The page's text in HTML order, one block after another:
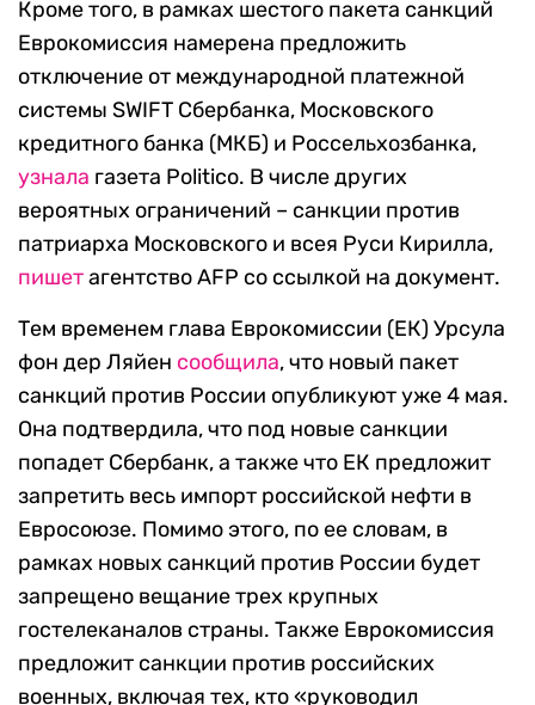
Кроме того, в рамках шестого пакета санкций
Еврокомиссия намерена предложить
отключение от международной платежной
системы SWIFT Сбербанка, Московского
кредитного банка (МКБ) и Россельхозбанка,
узнала газета Politico. В числе других
вероятных ограничений – санкции против
патриарха Московского и всея Руси Кирилла,
пишетагентство AFP со ссылкой на документ.
Тем временем глава Еврокомиссии (ЕК) Урсула
фон дер Ляйен сообщила, что новый пакет
санкций против России опубликуют уже 4 мая.
Она подтвердила, что под новые санкции
попадет Сбербанк, а также что ЕК предложит
запретить весь импорт российской нефти в
Евросоюзе. Помимо этого, по ее словам, в
рамках новых санкций против России будет
запрещено вещание трех крупных
гостелеканалов страны. Также Еврокомиссия
предложит санкции против российских
военных, включая тех, кто «руководил